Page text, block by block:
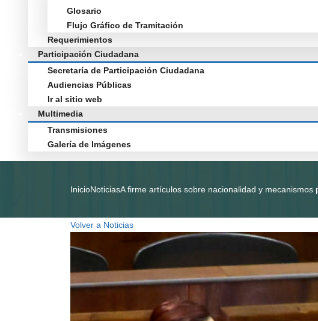
Glosario
Flujo Gráfico de Tramitación
Requerimientos
Participación Ciudadana
Secretaría de Participación Ciudadana
Audiencias Públicas
Ir al sitio web
Multimedia
Transmisiones
Galería de Imágenes
InicioNoticiasA firme artículos sobre nacionalidad y mecanismos
Volver a Noticias